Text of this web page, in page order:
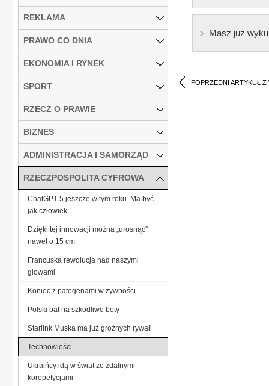
Masz już
POPRZEDNI ARTYKUŁ Z
REKLAMA
PRAWO CO DNIA
EKONOMIA I RYNEK
SPORT
RZECZ O PRAWIE
BIZNES
ADMINISTRACJA I SAMORZĄD
RZECZPOSPOLITA CYFROWA
ChatGPT-5 jeszcze w tym roku. Ma być
jak człowiek
Dzięki tej innowacji można „urosnąć”
nawet o 15 cm
Francuska rewolucja nad naszymi
głowami
Koniec z patogenami w żywności
Polski bat na szkodliwe boty
Starlink Muska ma już groźnych rywali
Technowieści
Ukraińcy idą w świat ze zdalnymi
korepetycjami